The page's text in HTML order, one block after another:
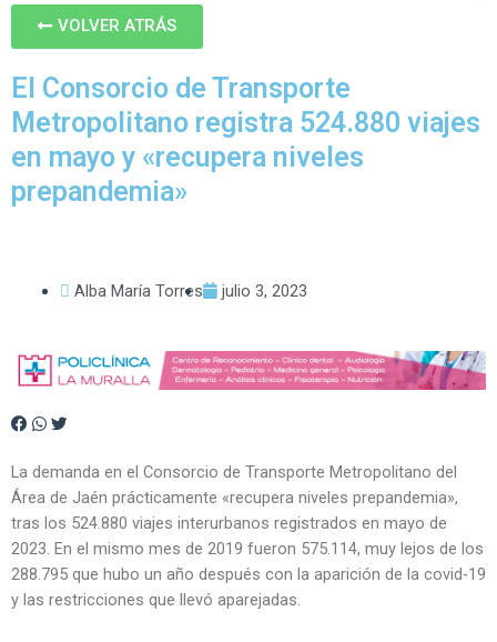
VOLVER ATRÁS
El Consorcio de Transporte
Metropolitano registra 524.880 viajes
en mayo y «recupera niveles
prepandemia»
Alba María Torres julio 3, 2023
La demanda en el Consorcio de Transporte Metropolitano del
Área de Jaén prácticamente «recupera niveles prepandemia»,
tras los 524.880 viajes interurbanos registrados en mayo de
2023. En el mismo mes de 2019 fueron 575.114, muy lejos de los
288.795 que hubo un año después con la aparición de la covid-19
y las restricciones que llevó aparejadas.